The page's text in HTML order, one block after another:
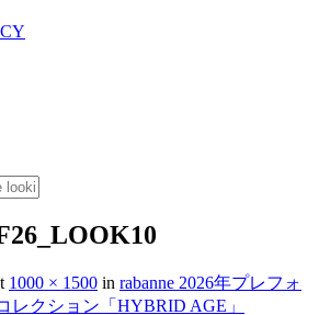
1000 × 1500 in rabanne 2026年プレフォ
レクション「HYBRID AGE」